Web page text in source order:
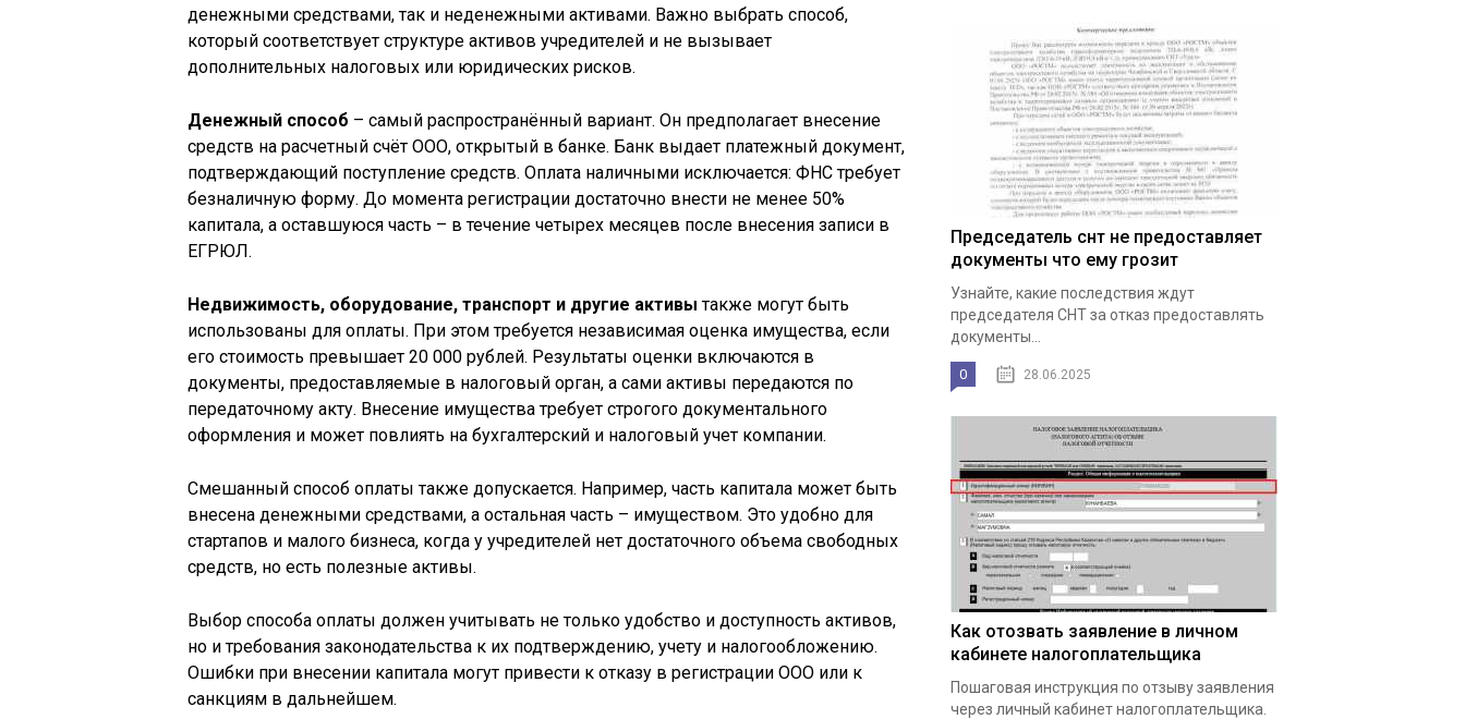
денежными средствами, так и неденежными активами. Важно выбрать способ,
который соответствует структуре активов учредителей и не вызывает
дополнительных налоговых или юридических рисков.
Денежный способ – самый распространённый вариант. Он предполагает внесение
средств на расчетный счёт ООО, открытый в банке. Банк выдает платежный документ,
подтверждающий поступление средств. Оплата наличными исключается: ФНС требует
безналичную форму. До момента регистрации достаточно внести не менее 50%
капитала, а оставшуюся часть – в течение четырех месяцев после внесения записи в
ЕГРЮЛ.
Недвижимость, оборудование, транспорт и другие активы также могут быть
использованы для оплаты. При этом требуется независимая оценка имущества, если
его стоимость превышает 20 000 рублей. Результаты оценки включаются в
документы, предоставляемые в налоговый орган, а сами активы передаются по
передаточному акту. Внесение имущества требует строгого документального
оформления и может повлиять на бухгалтерский и налоговый учет компании.
Смешанный способ оплаты также допускается. Например, часть капитала может быть
внесена денежными средствами, а остальная часть – имуществом. Это удобно для
стартапов и малого бизнеса, когда у учредителей нет достаточного объема свободных
средств, но есть полезные активы.
Выбор способа оплаты должен учитывать не только удобство и доступность активов,
но и требования законодательства к их подтверждению, учету и налогообложению.
Ошибки при внесении капитала могут привести к отказу в регистрации ООО или к
санкциям в дальнейшем.
Председатель снт не предоставляет
документы что ему грозит
Узнайте, какие последствия ждут
председателя СНТ за отказ предоставлять
документы...
0 28.06.2025
Как отозвать заявление в личном
кабинете налогоплательщика
Пошаговая инструкция по отзыву заявления
через личный кабинет налогоплательщика.